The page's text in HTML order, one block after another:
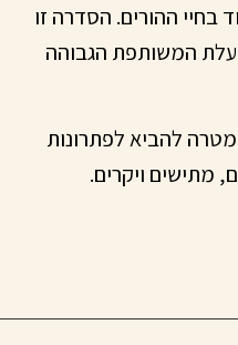
בחיי ההורים. הסדרה זו
המשותפת הגבוהה
להביא לפתרונות
מתישים ויקרים.